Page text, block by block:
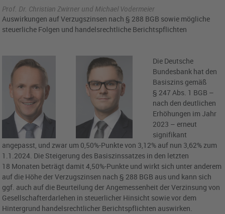
Prof. Dr. Christian Zwirner und Michael Vodermeier
Auswirkungen auf Verzugszinsen nach § 288 BGB sowie mögliche
steuerliche Folgen und handelsrechtliche Berichtspflichten
Die Deutsche
Bundesbank hat den
Basiszins gemäß
§ 247 Abs. 1 BGB –
nach den deutlichen
Erhöhungen im Jahr
2023 – erneut
signifikant
angepasst, und zwar um 0,50%-Punkte von 3,12% auf nun 3,62% zum
1.1.2024. Die Steigerung des Basiszinssatzes in den letzten
18 Monaten beträgt damit 4,50%-Punkte und wirkt sich unter anderem
auf die Höhe der Verzugszinsen nach § 288 BGB aus und kann sich
ggf. auch auf die Beurteilung der Angemessenheit der Verzinsung von
Gesellschafterdarlehen in steuerlicher Hinsicht sowie vor dem
Hintergrund handelsrechtlicher Berichtspflichten auswirken.